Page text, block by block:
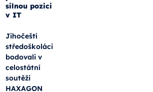
silnou pozici
v IT
Jihočeští
středoškoláci
bodovali v
celostátní
soutěži
HAXAGON